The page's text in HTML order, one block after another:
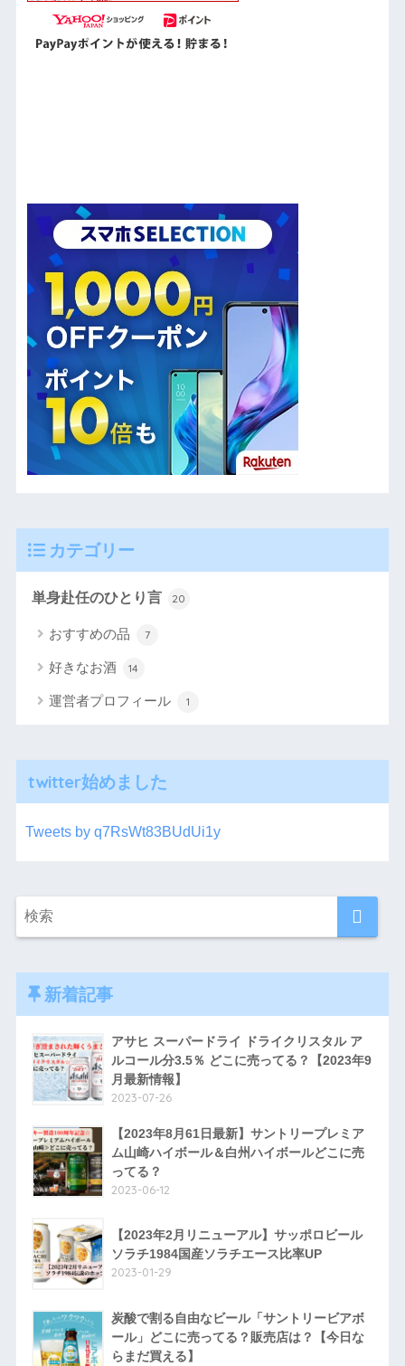
カテゴリー
単身赴任のひとり言 20
おすすめの品 7
好きなお酒 14
運営者プロフィール 1
twitter始めました
Tweets by q7RsWt83BUdUi1y
新着記事
アサヒ スーパードライ ドライクリスタル ア
ルコール分3.5％ どこに売ってる？【2023年9
月最新情報】
2023-07-26
【2023年8月61日最新】サントリープレミア
ム山崎ハイボール＆白州ハイボールどこに売
ってる？
2023-06-12
【2023年2月リニューアル】サッポロビール
ソラチ1984国産ソラチエース比率UP
2023-01-29
炭酸で割る自由なビール「サントリービアボ
ール」どこに売ってる？販売店は？【今日な
らまだ買える】